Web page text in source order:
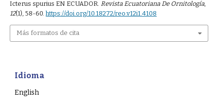
Icterus spurius EN ECUADOR. Revista Ecuatoriana De Ornitología,
12(1), 58-60.https://doi.org/10.18272/reo.v12i1.4108
Más formatos de cita
Idioma
English